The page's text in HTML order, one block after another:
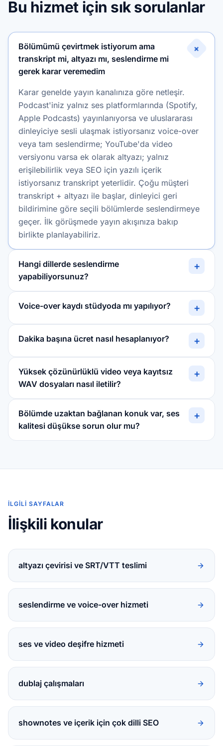
Bu hizmet için sık sorulanlar
Bölümümü çevirtmek istiyorum ama
transkript mi, altyazı mı, seslendirme mi
gerek karar veremedim
+
Karar genelde yayın kanalınıza göre netleşir.
Podcast'iniz yalnız ses platformlarında (Spotify,
Apple Podcasts) yayınlanıyorsa ve uluslararası
dinleyiciye sesli ulaşmak istiyorsanız voice-over
veya tam seslendirme; YouTube'da video
versiyonu varsa ek olarak altyazı; yalnız
erişilebilirlik veya SEO için yazılı içerik
istiyorsanız transkript yeterlidir. Çoğu müşteri
transkript + altyazı ile başlar, dinleyici geri
bildirimine göre seçili bölümlerde seslendirmeye
geçer. İlk görüşmede yayın akışınıza bakıp
birlikte planlayabiliriz.
Hangi dillerde seslendirme
yapabiliyorsunuz?
+
Voice-over kaydı stüdyoda mı yapılıyor? +
Dakika başına ücret nasıl hesaplanıyor? +
Yüksek çözünürlüklü video veya kayıtsız
WAV dosyaları nasıl iletilir?
+
Bölümde uzaktan bağlanan konuk var, ses
kalitesi düşükse sorun olur mu?
+
İLGILI SAYFALAR
İlişkili konular
altyazı çevirisi ve SRT/VTT teslimi
seslendirme ve voice-over hizmeti
ses ve video deşifre hizmeti
dublaj çalışmaları
shownotes ve içerik için çok dilli SEO